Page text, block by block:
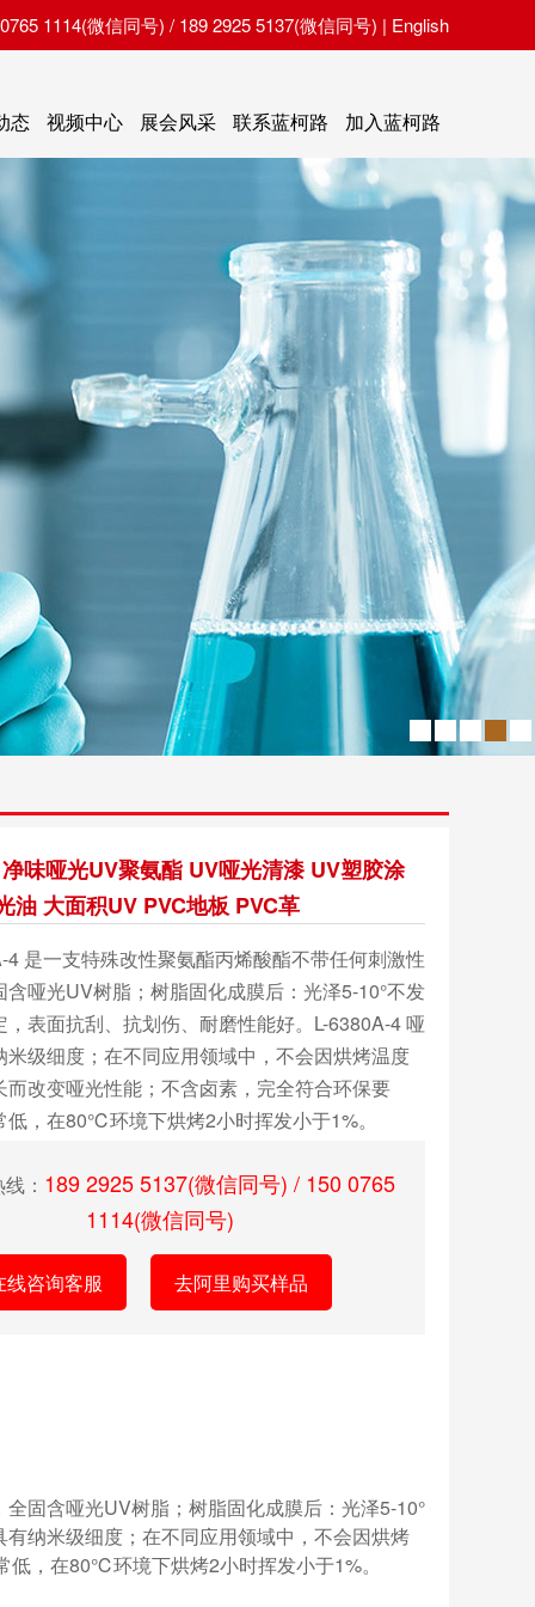
1114(微信同号) / 189 2925 5137(微信同号) | English
态 视频中心 展会风采 联系蓝柯路 加入蓝柯路
味哑光UV聚氨酯 UV哑光清漆 UV塑胶涂
油 大面积UV PVC地板 PVC革
一支特殊改性聚氨酯丙烯酸酯不带任何刺激性
含哑光UV树脂；树脂固化成膜后：光泽5-10°不发
，表面抗刮、抗划伤、耐磨性能好。L-6380A-4 哑
米级细度；在不同应用领域中，不会因烘烤温度
而改变哑光性能；不含卤素，完全符合环保要
低，在80℃环境下烘烤2小时挥发小于1%。
： 189 2925 5137(微信同号) / 150 0765
1114(微信同号)
线咨询客服 去阿里购买样品
固含哑光UV树脂；树脂固化成膜后：光泽5-10°
纳米级细度；在不同应用领域中，不会因烘烤
，在80℃环境下烘烤2小时挥发小于1%。